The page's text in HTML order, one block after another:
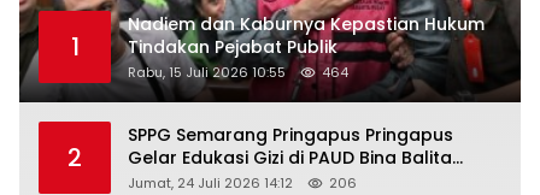
1
Nadiem dan Kaburnya Kepastian Hukum
Tindakan Pejabat Publik
Rabu, 15 Juli 2026 10:55 464
2
SPPG Semarang Pringapus Pringapus
Gelar Edukasi Gizi di PAUD Bina Balita
Peringati Hari Anak Nasional 2026
Jumat, 24 Juli 2026 14:12 206